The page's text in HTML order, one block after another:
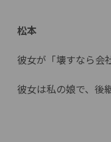
松本
彼女が「壊すなら会
彼女は私の娘で、後